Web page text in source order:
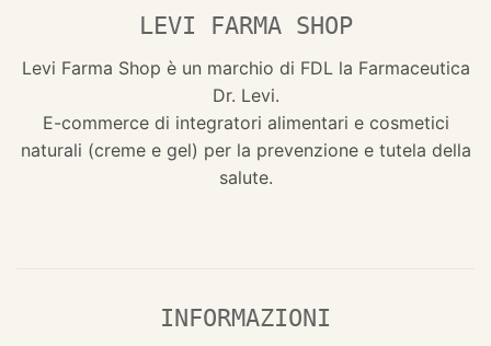
LEVI FARMA SHOP
Levi Farma Shop è un marchio di FDL la Farmaceutica
Dr. Levi.
E-commerce di integratori alimentari e cosmetici
naturali (creme e gel) per la prevenzione e tutela della
salute.
INFORMAZIONI